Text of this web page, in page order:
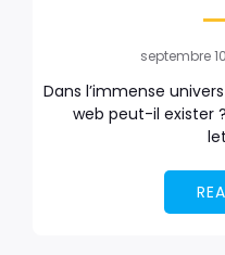
septembre
Dans l’immense
web peut-il exister